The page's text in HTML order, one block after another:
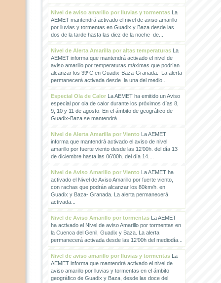
Nivel de aviso amarillo por lluvias y tormentasLa
AEMET mantendrá activado el nivel de aviso amarillo
por lluvias y tormentas en Guadix y Baza desde las
dos de la tarde hasta las diez de la noche de...
Nivel de Alerta Amarilla por altas temperaturasLa
AEMET informa que mantendrá activado el nivel de
aviso amarillo por temperaturas máximas que podrían
alcanzar los 39ºC en Guadix-Baza-Granada. La alerta
permanecerá activada desde la una del medio...
Especial Ola de CalorLa AEMET ha emitido un Aviso
especial por ola de calor durante los próximos días 8,
9, 10 y 11 de agosto. En el ámbito de geográfico de
Guadix-Baza se mantendrá...
Nivel de Alerta Amarilla por VientoLa AEMET
informa que mantendrá activado el aviso de nivel
amarillo por fuerte viento desde las 12'00h. del día 13
de diciembre hasta las 06'00h. del día 14....
Nivel de Aviso Amarillo por VientoLa AEMET ha
activado el Nivel de Aviso Amarillo por fuerte viento,
con rachas que podrán alcanzar los 80km/h. en
Guadix y Baza- Granada. La alerta permanecerá
activada...
Nivel de Aviso Amarillo por tormentasLa AEMET
ha activado el Nivel de aviso Amarillo por tormentas en
la Cuenca del Genil, Guadix y Baza. La alerta
permanecerá activada desde las 12'00h del mediodía...
Nivel de aviso amarillo por lluvias y tormentasLa
AEMET informa que mantendrá activado el nivel de
aviso amarillo por lluvias y tormentas en el ámbito
geográfico de Guadix y Baza, desde las doce del